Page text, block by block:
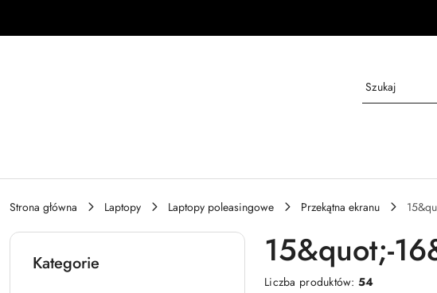
Strona główna Laptopy Laptopy poleasingowe Przekątna ekranu
Kategorie 15&quot;-
Liczba produktów:54